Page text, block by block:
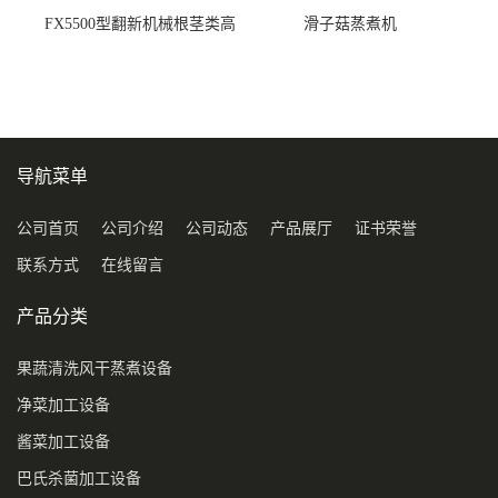
FX5500型翻新机械根茎类高
滑子菇蒸煮机
导航菜单
公司首页 公司介绍 公司动态 产品展厅 证书荣誉
联系方式 在线留言
产品分类
果蔬清洗风干蒸煮设备
净菜加工设备
酱菜加工设备
巴氏杀菌加工设备